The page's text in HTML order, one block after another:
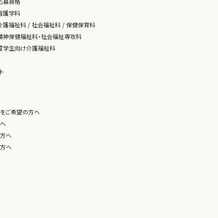
護学科
護福祉科 / 社会福祉科 / 保健保育科
神保健福祉科・社会福祉専攻科
学生向け介護福祉科
ご希望の方へ
へ
へ